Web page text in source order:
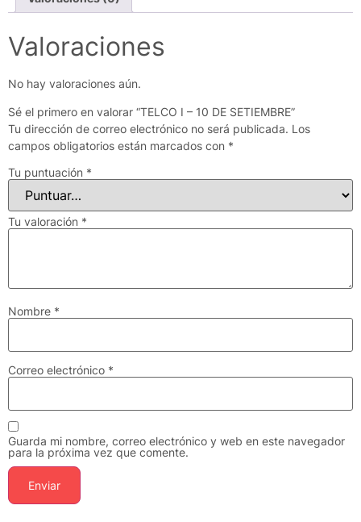
Valoraciones
No hay valoraciones aún.
Sé el primero en valorar “TELCO I – 10 DE SETIEMBRE”
Tu dirección de correo electrónico no será publicada. Los
campos obligatorios están marcados con *
Tu puntuación *
Tu valoración *
Nombre *
Correo electrónico *
Guarda mi nombre, correo electrónico y web en este navegador
para la próxima vez que comente.